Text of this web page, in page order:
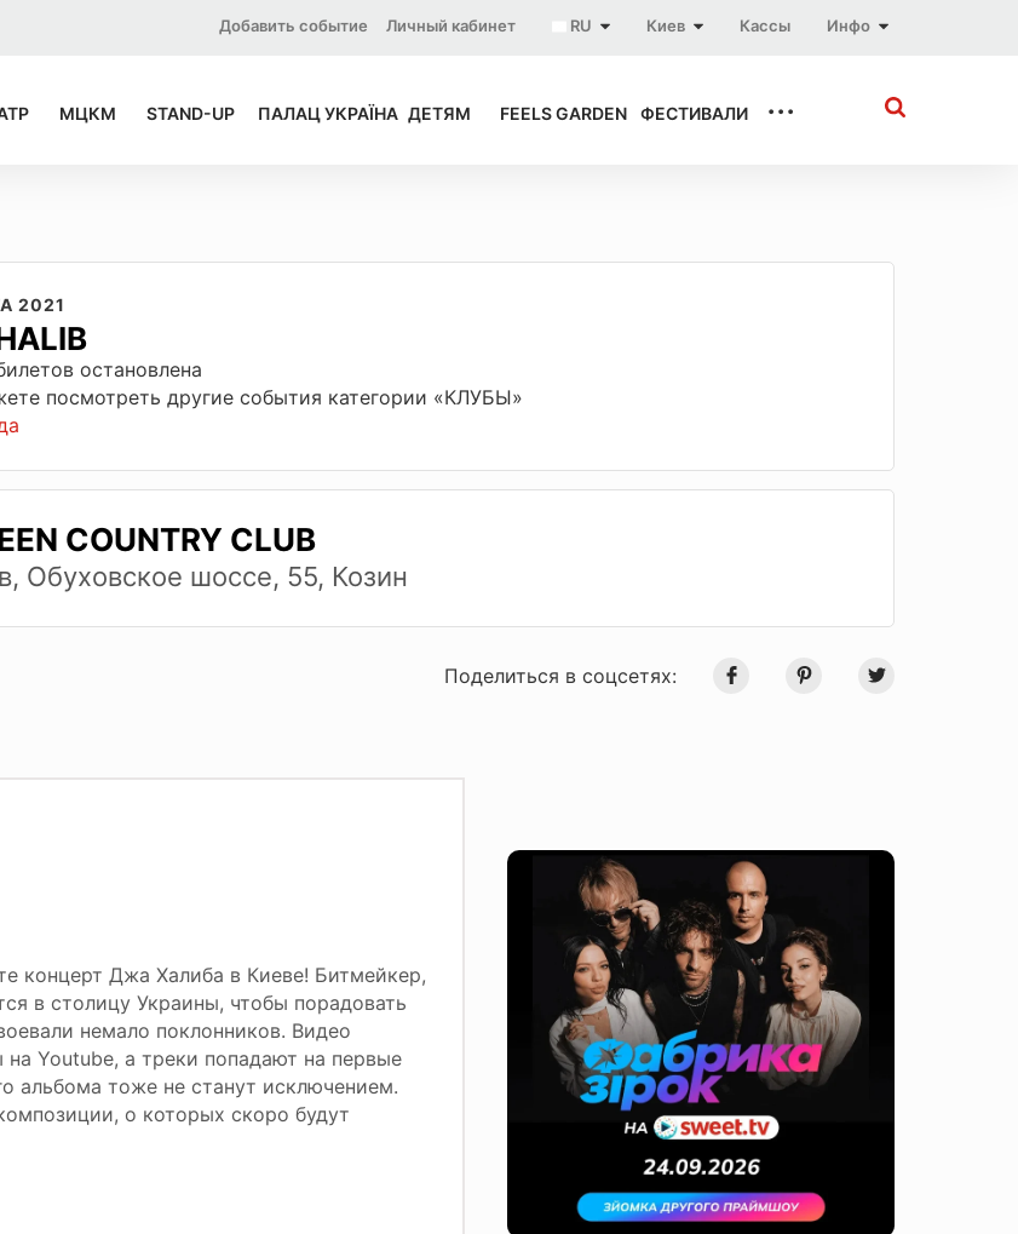
Инфо
Кассы
Киев
RU
Личный кабинет
Добавить событие
МЦКМ STAND-UP ПАЛАЦ УКРАЇНА ДЕТЯМ FEELS GARDEN ФЕСТИВАЛИ ...
2021
остановлена
посмотреть другие события категории «КЛУБЫ»
COUNTRY CLUB
Обуховское шоссе, 55, Козин
Поделиться в соцсетях:
концерт Джа Халиба в Киеве! Битмейкер,
в столицу Украины, чтобы порадовать
немало поклонников. Видео
Youtube, а треки попадают на первые
альбома тоже не станут исключением.
о которых скоро будут